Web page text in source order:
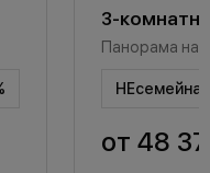
3-
Панорама на
от48